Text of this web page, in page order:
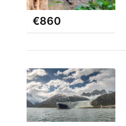
€860